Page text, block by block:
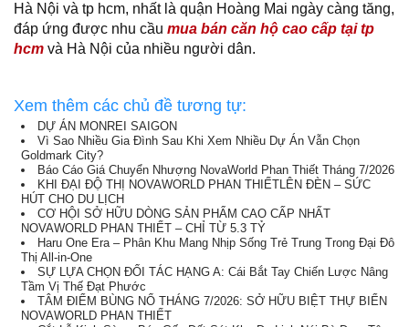
Hà Nội và tp hcm, nhất là quận Hoàng Mai ngày càng tăng,
đáp ứng được nhu cầu mua bán căn hộ cao cấp tại tp
hcm và Hà Nội của nhiều người dân.
Xem thêm các chủ đề tương tự:
DỰ ÁN MONREI SAIGON
Vì Sao Nhiều Gia Đình Sau Khi Xem Nhiều Dự Án Vẫn Chọn
Goldmark City?
Báo Cáo Giá Chuyển Nhượng NovaWorld Phan Thiết Tháng 7/2026
KHI ĐẠI ĐỘ THỊ NOVAWORLD PHAN THIẾTLÊN ĐÈN – SỨC
HÚT CHO DU LỊCH
CƠ HỘI SỞ HỮU DÒNG SẢN PHẨM CAO CẤP NHẤT
NOVAWORLD PHAN THIẾT – CHỈ TỪ 5.3 TỶ
Haru One Era – Phân Khu Mang Nhịp Sống Trẻ Trung Trong Đại Đô
Thị All-in-One
SỰ LỰA CHỌN ĐỐI TÁC HẠNG A: Cái Bắt Tay Chiến Lược Nâng
Tầm Vị Thế Đạt Phước
TÂM ĐIỂM BÙNG NỔ THÁNG 7/2026: SỞ HỮU BIỆT THỰ BIỂN
NOVAWORLD PHAN THIẾT